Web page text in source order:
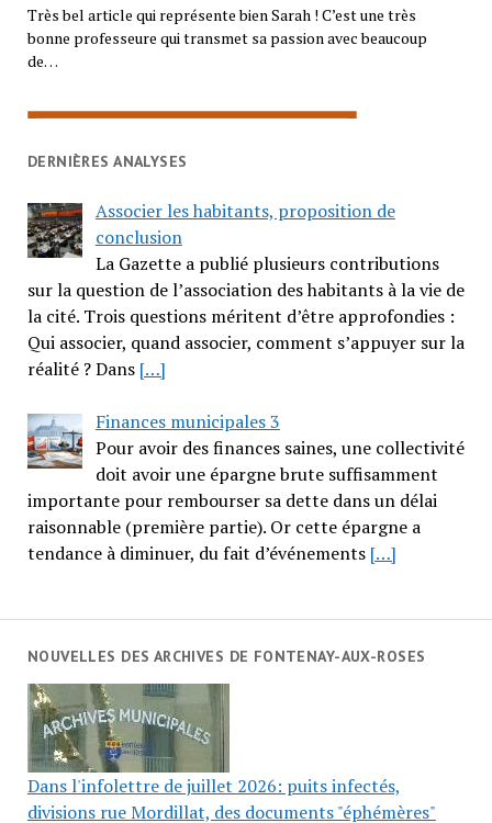
Très bel article qui représente bien Sarah ! C’est une très
bonne professeure qui transmet sa passion avec beaucoup
de…
DERNIÈRES ANALYSES
Associer les habitants, proposition de
conclusion
La Gazette a publié plusieurs contributions
sur la question de l’association des habitants à la vie de
la cité. Trois questions méritent d’être approfondies :
Qui associer, quand associer, comment s’appuyer sur la
réalité ? Dans […]
Finances municipales 3
Pour avoir des finances saines, une collectivité
doit avoir une épargne brute suffisamment
importante pour rembourser sa dette dans un délai
raisonnable (première partie). Or cette épargne a
tendance à diminuer, du fait d’événements […]
NOUVELLES DES ARCHIVES DE FONTENAY-AUX-ROSES
Dans l'infolettre de juillet 2026: puits infectés,
divisions rue Mordillat, des documents "éphémères"